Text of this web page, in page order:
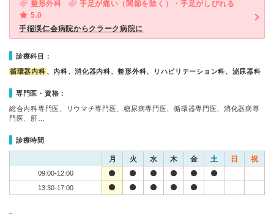
整形外科
手足が痛い（関節を除く）・手足がしびれる
5.0
手稲渓仁会病院からクラーク病院に
診療科目：
循環器内科 、内科、消化器内科、整形外科、リハビリテーション科、泌尿器科
専門医・資格：
総合内科専門医、リウマチ専門医、糖尿病専門医、循環器専門医、消化器病専
門医、肝…
診療時間
月 火 水 木 金 土 日 祝
09:00-12:00
13:30-17:00